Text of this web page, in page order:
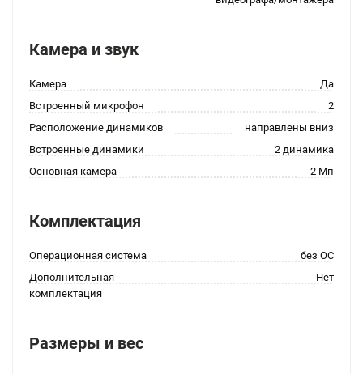
Камера и звук
Камера
Да
Встроенный микрофон
2
Расположение динамиков
направлены вниз
Встроенные динамики
2 динамика
Основная камера
2 Мп
Комплектация
Операционная система
без ОС
Дополнительная
комплектация
Нет
Размеры и вес